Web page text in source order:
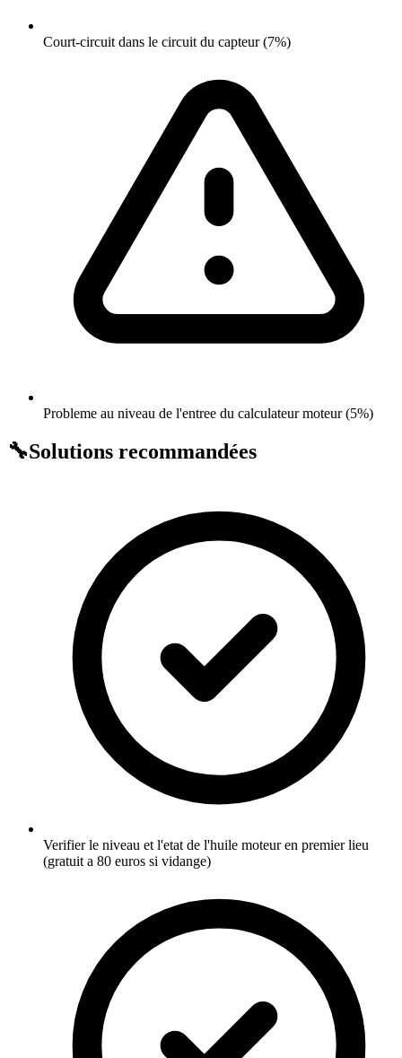
Court-circuit dans le circuit du capteur (7%)
Probleme au niveau de l'entree du calculateur moteur (5%)
🔧Solutions recommandées
Verifier le niveau et l'etat de l'huile moteur en premier lieu
(gratuit a 80 euros si vidange)